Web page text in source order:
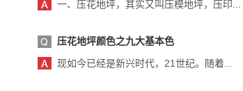
一、压花地坪，其实又叫压模地坪，压印...
压花地坪颜色之九大基本色
现如今已经是新兴时代，21世纪。随着...